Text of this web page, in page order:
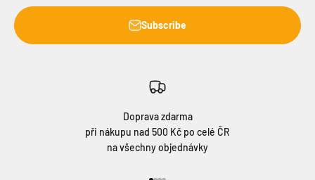
Subscribe
Doprava zdarma
při nákupu nad 500 Kč po celé ČR
na všechny objednávky